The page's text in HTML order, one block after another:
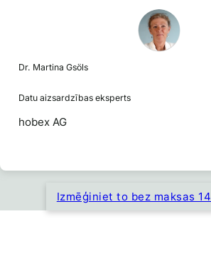
Dr. Martina Gsöls
Datu aizsardzības eksperts
hobex AG
Izmēģiniet to bez maksas